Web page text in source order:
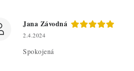
Jana Závodná
2.4.2024
Spokojená